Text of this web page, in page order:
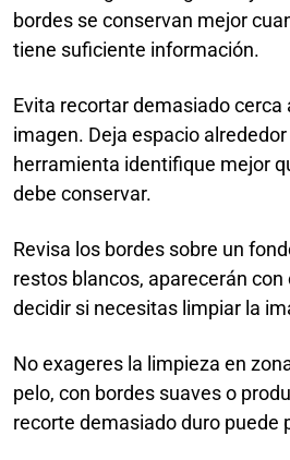
bordes se conservan mejor
tiene suficiente información.
Evita recortar demasiado cerca
imagen. Deja espacio
herramienta identifique mejor
debe conservar.
Revisa los bordes sobre un
restos blancos, aparecerán
decidir si necesitas limpiar la
No exageres la limpieza en
pelo, con bordes suaves o
recorte demasiado duro puede